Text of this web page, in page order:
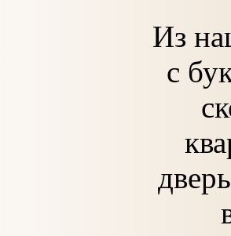
Из
с